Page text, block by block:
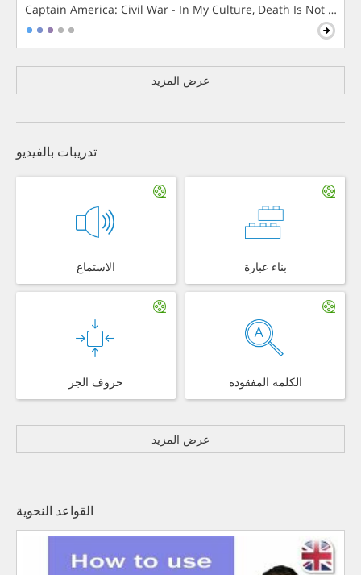
Captain America: Civil War - In My Culture, Death Is Not The
عرض المزيد
تدريبات بالفيديو
الاستماع بناء عبارة
حروف الجر الكلمة المفقودة
عرض المزيد
القواعد النحوية